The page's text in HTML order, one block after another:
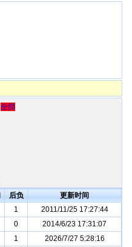
全部
后负
更新时间
1
2011/11/25 17:27:44
0
2014/6/23 17:31:07
1
2026/7/27 5:28:16